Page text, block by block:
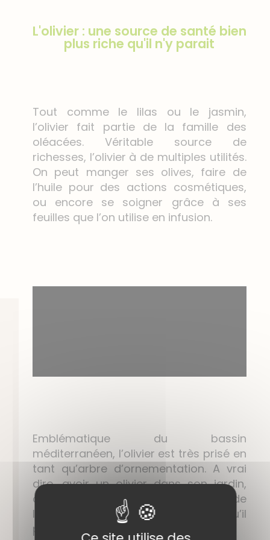
L'olivier : une source de santé bien
plus riche qu'il n'y parait
Tout comme le lilas ou le jasmin,
l’olivier fait partie de la famille des
oléacées. Véritable source de
richesses, l’olivier à de multiples utilités.
On peut manger ses olives, faire de
l’huile pour des actions cosmétiques,
ou encore se soigner grâce à ses
feuilles que l’on utilise en infusion.
Emblématique du bassin
méditerranéen, l’olivier est très prisé en
tant qu’arbre d’ornementation. A vrai
dire, avoir un olivier dans son jardin,
c’est s’assurer de le voir grandir et de
l’avoir toujours à ses côtés puisqu’il
peut vivre jusqu’à 3 000 ans.